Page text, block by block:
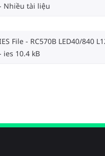
Nhiều tài liệu
File - RC570B LED40/840
ies 10.4 kB